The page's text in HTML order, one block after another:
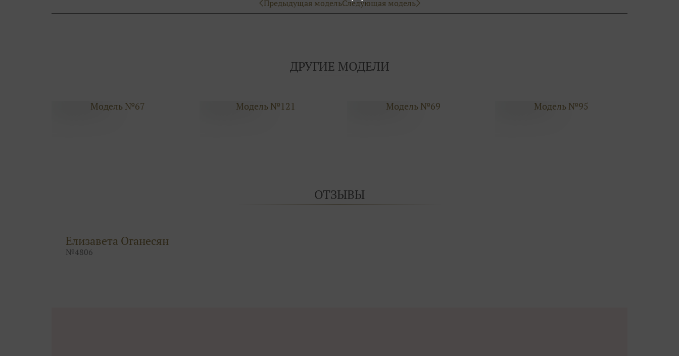
Предыдущая модельСледующая модель
ДРУГИЕ МОДЕЛИ
Модель №67 Модель №121 Модель №69 Модель №95
ОТЗЫВЫ
Елизавета Оганесян
№4806